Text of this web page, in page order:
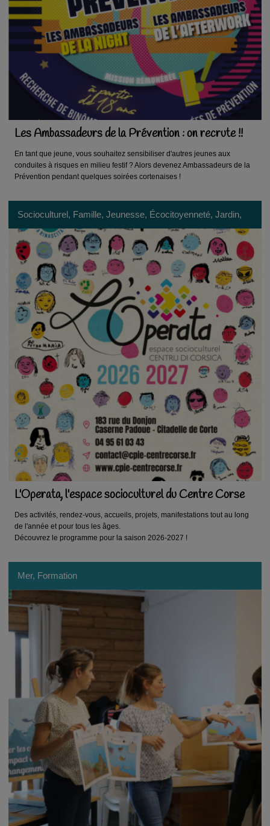
Les Ambassadeurs de la Prévention : on recrute !!
En tant que jeune, vous souhaitez sensibiliser d'autres jeunes aux
conduites à risques en milieu festif ? Alors devenez Ambassadeurs de la
Prévention pendant quelques soirées cortenaises !
Socioculturel, Famille, Jeunesse, Écocitoyenneté, Jardin,
Réseau d'acteurs, Patrimoine, Formation
L'Operata, l'espace socioculturel du Centre Corse
Des activités, rendez-vous, accueils, projets, manifestations tout au long
de l'année et pour tous les âges.
Découvrez le programme pour la saison 2026-2027 !
Mer, Formation